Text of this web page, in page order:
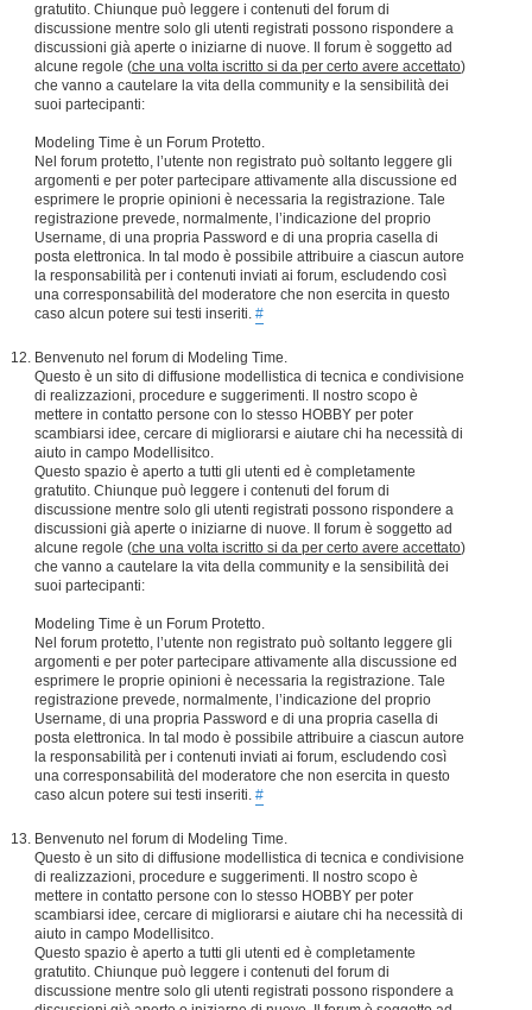
gratutito. Chiunque può leggere i contenuti del forum di
discussione mentre solo gli utenti registrati possono rispondere a
discussioni già aperte o iniziarne di nuove. Il forum è soggetto ad
alcune regole (che una volta iscritto si da per certo avere accettato)
che vanno a cautelare la vita della community e la sensibilità dei
suoi partecipanti:
Modeling Time è un Forum Protetto.
Nel forum protetto, l’utente non registrato può soltanto leggere gli
argomenti e per poter partecipare attivamente alla discussione ed
esprimere le proprie opinioni è necessaria la registrazione. Tale
registrazione prevede, normalmente, l’indicazione del proprio
Username, di una propria Password e di una propria casella di
posta elettronica. In tal modo è possibile attribuire a ciascun autore
la responsabilità per i contenuti inviati ai forum, escludendo così
una corresponsabilità del moderatore che non esercita in questo
caso alcun potere sui testi inseriti. #
Benvenuto nel forum di Modeling Time.
Questo è un sito di diffusione modellistica di tecnica e condivisione
di realizzazioni, procedure e suggerimenti. Il nostro scopo è
mettere in contatto persone con lo stesso HOBBY per poter
scambiarsi idee, cercare di migliorarsi e aiutare chi ha necessità di
aiuto in campo Modellisitco.
Questo spazio è aperto a tutti gli utenti ed è completamente
gratutito. Chiunque può leggere i contenuti del forum di
discussione mentre solo gli utenti registrati possono rispondere a
discussioni già aperte o iniziarne di nuove. Il forum è soggetto ad
alcune regole (che una volta iscritto si da per certo avere accettato)
che vanno a cautelare la vita della community e la sensibilità dei
suoi partecipanti:
Modeling Time è un Forum Protetto.
Nel forum protetto, l’utente non registrato può soltanto leggere gli
argomenti e per poter partecipare attivamente alla discussione ed
esprimere le proprie opinioni è necessaria la registrazione. Tale
registrazione prevede, normalmente, l’indicazione del proprio
Username, di una propria Password e di una propria casella di
posta elettronica. In tal modo è possibile attribuire a ciascun autore
la responsabilità per i contenuti inviati ai forum, escludendo così
una corresponsabilità del moderatore che non esercita in questo
caso alcun potere sui testi inseriti. #
Benvenuto nel forum di Modeling Time.
Questo è un sito di diffusione modellistica di tecnica e condivisione
di realizzazioni, procedure e suggerimenti. Il nostro scopo è
mettere in contatto persone con lo stesso HOBBY per poter
scambiarsi idee, cercare di migliorarsi e aiutare chi ha necessità di
aiuto in campo Modellisitco.
Questo spazio è aperto a tutti gli utenti ed è completamente
gratutito. Chiunque può leggere i contenuti del forum di
discussione mentre solo gli utenti registrati possono rispondere a